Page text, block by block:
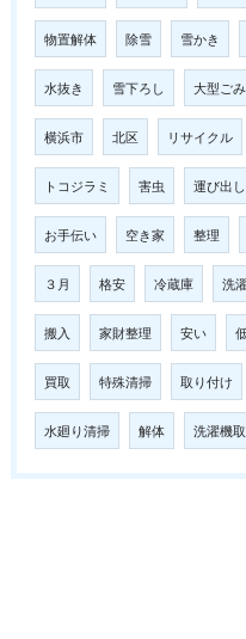
物置解体 除雪 雪かき
水抜き 雪下ろし 大型ごみ
横浜市 北区 リサイクル
トコジラミ 害虫 運び出し
お手伝い 空き家 整理
３月 格安 冷蔵庫 洗
搬入 家財整理 安い
買取 特殊清掃 取り付け
水廻り清掃 解体 洗濯機